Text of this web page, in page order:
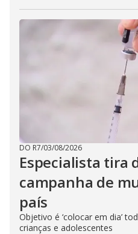
DO R7/03/08/2026
Especialista tira
campanha de
país
Objetivo é ‘colocar em dia’
crianças e adolescentes